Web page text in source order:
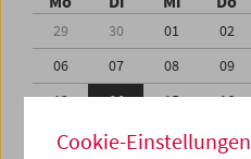
29 30 01 02
06
07 08 09
13
14 15 16
20
21 22 23
Cookie-Einstellungen